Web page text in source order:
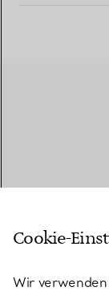
KUNDENSERVICE
Cookie-
Wir